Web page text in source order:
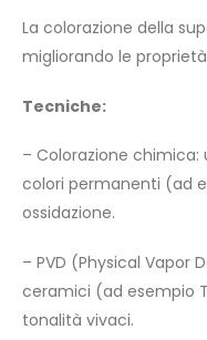
La colorazione della
migliorando le
Tecniche:
– Colorazione chimica:
colori permanenti (ad
ossidazione.
– PVD (Physical Vapor
ceramici (ad esempio
tonalità vivaci.